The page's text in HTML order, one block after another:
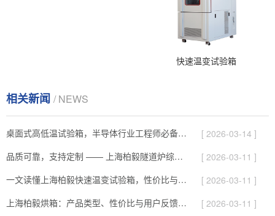
快速温变试验箱
相关新闻 / NEWS
桌面式高低温试验箱，半导体行业工程师必备的测试神器
[ 2026-03-14 ]
品质可靠，支持定制 —— 上海柏毅隧道炉综合解析
[ 2026-03-11 ]
一文读懂上海柏毅快速温变试验箱，性价比与服务综合介绍
[ 2026-03-11 ]
上海柏毅烘箱：产品类型、性价比与用户反馈总结
[ 2026-03-11 ]